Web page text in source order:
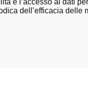
e l’accesso ai dati
dell’efficacia